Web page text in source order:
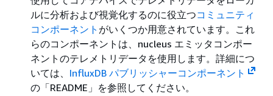
ルに分析および視覚化するのに役立つコミュニティ
コンポーネント がいくつか用意されています。これ
らのコンポーネントは、nucleus エミッタコンポー
ネントのテレメトリデータを使用します。詳細につ
いては、 InfluxDB パブリッシャーコンポーネント
の「README」を参照してください。